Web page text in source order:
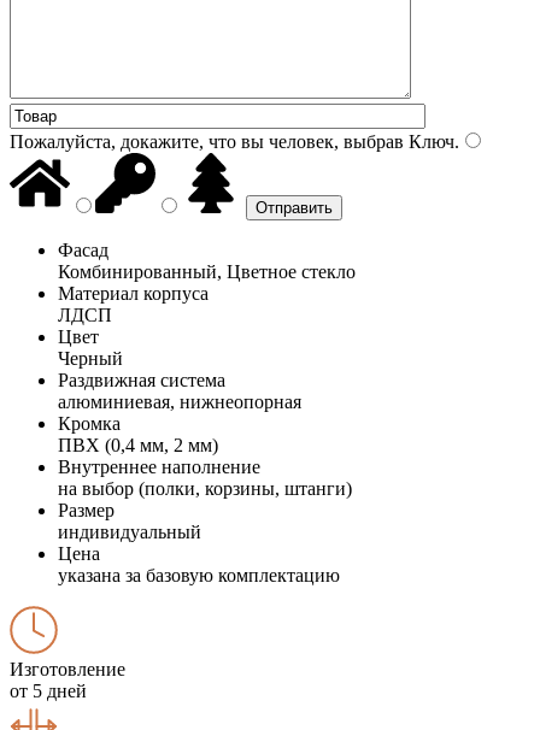
Пожалуйста, докажите, что вы человек, выбрав Ключ.
Фасад
Комбинированный, Цветное стекло
Материал корпуса
ЛДСП
Цвет
Черный
Раздвижная система
алюминиевая, нижнеопорная
Кромка
ПВХ (0,4 мм, 2 мм)
Внутреннее наполнение
на выбор (полки, корзины, штанги)
Размер
индивидуальный
Цена
указана за базовую комплектацию
Изготовление
от 5 дней